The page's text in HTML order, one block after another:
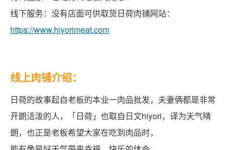
线下服务：没有店面可供取货日荷肉铺网站：
https://www.hiyorimeat.com
线上肉铺介绍：
日荷的故事起自老板的本业一肉品批发，夫妻俩都是非常
开朗活泼的人，「日荷」也取自日文hiyori，译为天气晴
朗，也正是老板希望大家在吃到肉品时，